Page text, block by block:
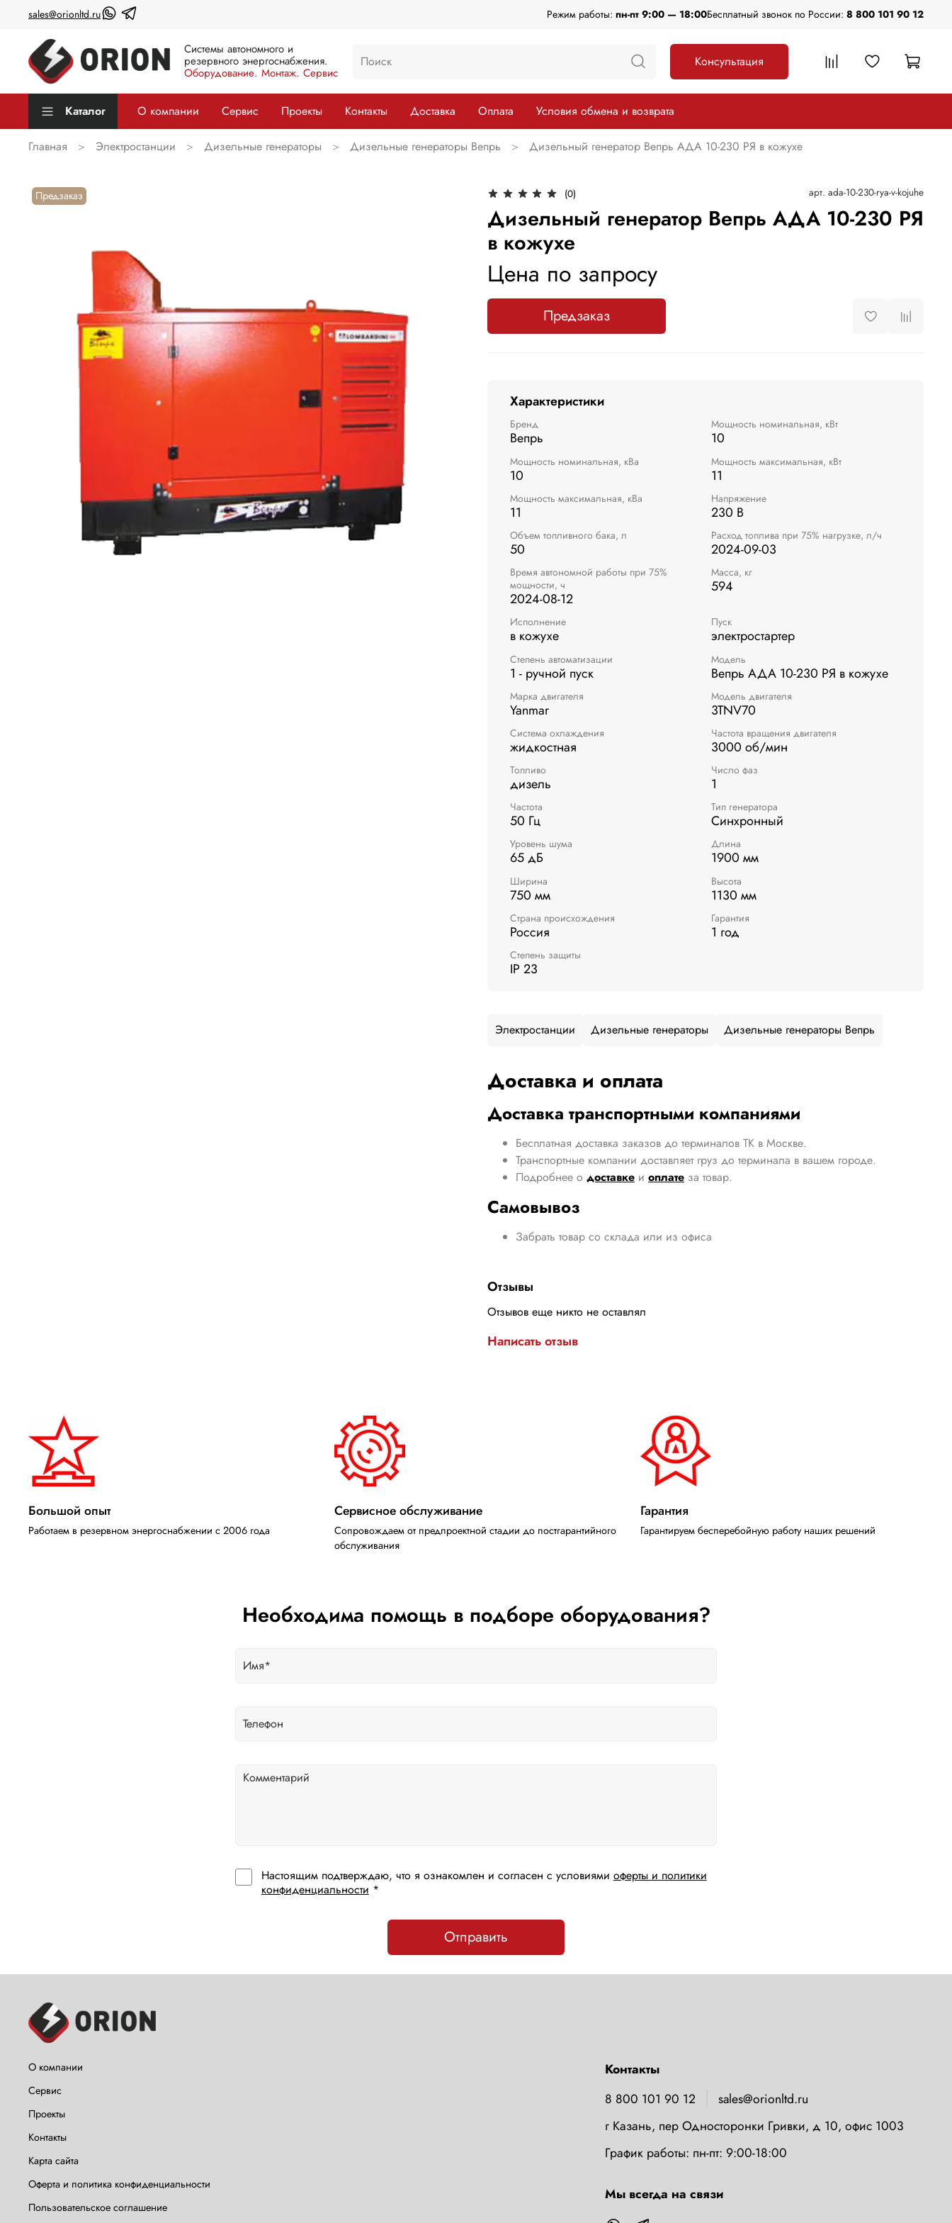
sales@orionltd.ru Режим работы: пн-пт 9:00 — 18:00Бесплатный звонок по России: 8 800 101 90 12
Системы автономного и
резервного энергоснабжения.
Оборудование. Монтаж. Сервис
Консультация
Каталог О компании Сервис Проекты Контакты Доставка Оплата Условия обмена и возврата
Главная Электростанции Дизельные генераторы Дизельные генераторы Вепрь Дизельный генератор Вепрь АДА 10-230 РЯ в кожухе
Предзаказ (0) арт. ada-10-230-rya-v-kojuhe
Дизельный генератор Вепрь АДА 10-230 РЯ
в кожухе
Цена по запросу
Предзаказ
Характеристики
Бренд
Вепрь
Мощность номинальная, кВт
10
Мощность номинальная, кВа
10
Мощность максимальная, кВт
11
Мощность максимальная, кВа
11
Напряжение
230 В
Объем топливного бака, л
50
Расход топлива при 75% нагрузке, л/ч
2024-09-03
Время автономной работы при 75%
мощности, ч
2024-08-12
Масса, кг
594
Исполнение
в кожухе
Пуск
электростартер
Степень автоматизации
1 - ручной пуск
Модель
Вепрь АДА 10-230 РЯ в кожухе
Марка двигателя
Yanmar
Модель двигателя
3TNV70
Система охлаждения
жидкостная
Частота вращения двигателя
3000 об/мин
Топливо
дизель
Число фаз
1
Частота
50 Гц
Тип генератора
Синхронный
Уровень шума
65 дБ
Длина
1900 мм
Ширина
750 мм
Высота
1130 мм
Страна происхождения
Россия
Гарантия
1 год
Степень защиты
IP 23
Электростанции Дизельные генераторы Дизельные генераторы Вепрь
Доставка и оплата
Доставка транспортными компаниями
Бесплатная доставка заказов до терминалов ТК в Москве.
Транспортные компании доставляет груз до терминала в вашем городе.
Подробнее о доставке и оплате за товар.
Самовывоз
Забрать товар со склада или из офиса
Отзывы
Отзывов еще никто не оставлял
Написать отзыв
Большой опыт
Работаем в резервном энергоснабжении с 2006 года
Сервисное обслуживание
Сопровождаем от предпроектной стадии до постгарантийного
обслуживания
Гарантия
Гарантируем бесперебойную работу наших решений
Необходима помощь в подборе оборудования?
Настоящим подтверждаю, что я ознакомлен и согласен с условиями оферты и политики
конфиденциальности *
Отправить
О компании
Сервис
Проекты
Контакты
Карта сайта
Оферта и политика конфиденциальности
Пользовательское соглашение
Контакты
8 800 101 90 12
sales@orionltd.ru
г Казань, пер Односторонки Гривки, д 10, офис 1003
График работы: пн-пт: 9:00-18:00
Мы всегда на связи